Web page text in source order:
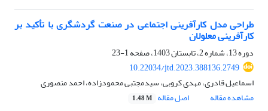
طراحی مدل کارآفرینی اجتماعی در صنعت گردشگری با تأکید بر
کارآفرینی معلولان
دوره 13، شماره 2، تابستان 1403، صفحه
1-23
10.22034/jtd.2023.388136.2749
اسماعیل قادری، مهدی کروبی، سیدمجتبی محمودزاده، احمد منصوری
مشاهده مقاله
اصل مقاله 1.48 M